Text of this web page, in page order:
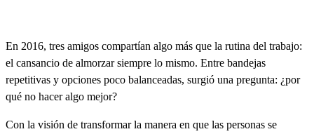
En 2016, tres amigos compartían algo más que la rutina del trabajo:
el cansancio de almorzar siempre lo mismo. Entre bandejas
repetitivas y opciones poco balanceadas, surgió una pregunta: ¿por
qué no hacer algo mejor?
Con la visión de transformar la manera en que las personas se